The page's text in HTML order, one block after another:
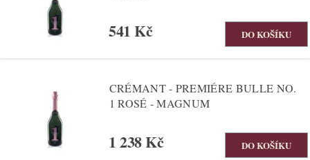
541 Kč
CRÉMANT - PREMIÉRE BULLE NO.
1 ROSÉ - MAGNUM
1 238 Kč